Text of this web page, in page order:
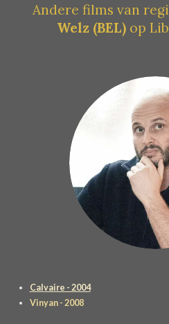
Andere films van
Welz (BEL) op
Calvaire - 2004
Vinyan - 2008